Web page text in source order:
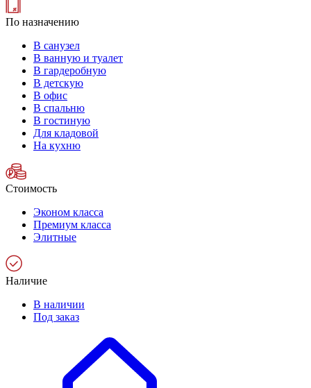
По назначению
В санузел
В ванную и туалет
В гардеробную
В детскую
В офис
В спальню
В гостиную
Для кладовой
На кухню
Стоимость
Эконом класса
Премиум класса
Элитные
Наличие
В наличии
Под заказ